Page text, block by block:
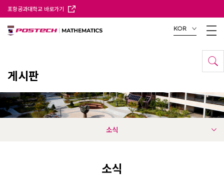
포항공과대학교 바로가기
KOR
게시판
소식
소식